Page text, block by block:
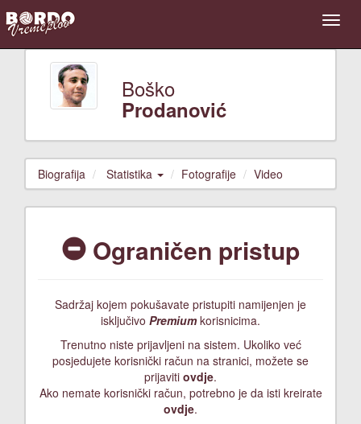
Boško
Prodanović
Biografija Statistika Fotografije Video
Ograničen pristup
Sadržaj kojem pokušavate pristupiti namijenjen je
isključivo Premiumkorisnicima.
Trenutno niste prijavljeni na sistem. Ukoliko već
posjedujete korisnički račun na stranici, možete se
prijaviti ovdje.
Ako nemate korisnički račun, potrebno je da isti kreirate
ovdje.